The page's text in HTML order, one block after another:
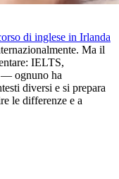
di inglese in Irlanda
Ma il
IELTS,
ognuno ha
diversi e si prepara
le differenze e a